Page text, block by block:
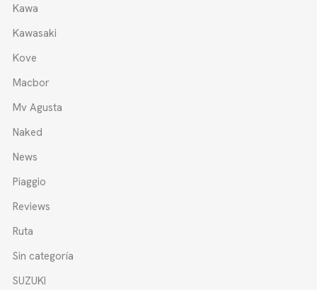
Kawa
Kawasaki
Kove
Macbor
Mv Agusta
Naked
News
Piaggio
Reviews
Ruta
Sin categoría
SUZUKI